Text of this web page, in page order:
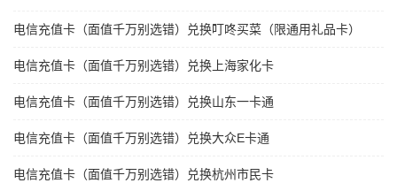
电信充值卡（面值千万别选错）兑换叮咚买菜（限通用礼品卡）
电信充值卡（面值千万别选错）兑换上海家化卡
电信充值卡（面值千万别选错）兑换山东一卡通
电信充值卡（面值千万别选错）兑换大众E卡通
电信充值卡（面值千万别选错）兑换杭州市民卡